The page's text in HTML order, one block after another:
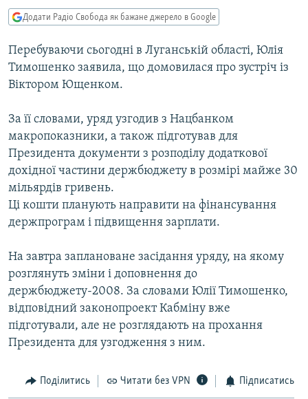
пошуку
УКРАЇНА
ТИ ЯК?
СХЕМИ
КИТАЙ.ВИКЛИКИ
СПЕЦПРОЄКТИ
ПОДКАСТИ
РУС
УКР
ДОЛУЧАЙСЯ!
Додати Радіо Свобода як бажане джерело в Google
Перебуваючи сьогодні в Луганській області, Юлія
Тимошенко заявила, що домовилася про зустріч із
Віктором Ющенком.
За її словами, уряд узгодив з Нацбанком
макропоказники, а також підготував для
Президента документи з розподілу додаткової
дохідної частини держбюджету в розмірі майже 30
мільярдів гривень.
Цi кошти планують направити на фінансування
держпрограм i пiдвищення зарплати.
На завтра заплановане засідання уряду, на якому
розглянуть зміни і доповнення до
держбюджету-2008. За словами Юлії Тимошенко,
відповідний законопроект Кабміну вже
підготували, але не розглядають на прохання
Президента для узгодження з ним.
Поділитись Читати без VPN Підписатись